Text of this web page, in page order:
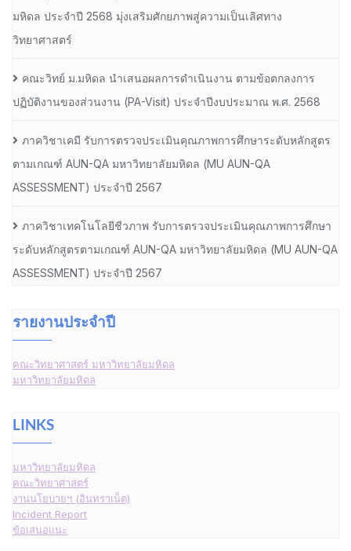
มหิดล ประจำปี 2568 มุ่งเสริมศักยภาพสู่ความเป็นเลิศทาง
วิทยาศาสตร์
คณะวิทย์ ม.มหิดล นำเสนอผลการดำเนินงาน ตามข้อตกลงการ
ปฏิบัติงานของส่วนงาน (PA-Visit) ประจำปีงบประมาณ พ.ศ. 2568
ภาควิชาเคมี รับการตรวจประเมินคุณภาพการศึกษาระดับหลักสูตร
ตามเกณฑ์ AUN-QA มหาวิทยาลัยมหิดล (MU AUN-QA
ASSESSMENT) ประจำปี 2567
ภาควิชาเทคโนโลยีชีวภาพ รับการตรวจประเมินคุณภาพการศึกษา
ระดับหลักสูตรตามเกณฑ์ AUN-QA มหาวิทยาลัยมหิดล (MU AUN-QA
ASSESSMENT) ประจำปี 2567
รายงานประจำปี
คณะวิทยาศาสตร์ มหาวิทยาลัยมหิดล
มหาวิทยาลัยมหิดล
LINKS
มหาวิทยาลัยมหิดล
คณะวิทยาศาสตร์
งานนโยบายฯ (อินทราเน็ต)
Incident Report
ข้อเสนอแนะ